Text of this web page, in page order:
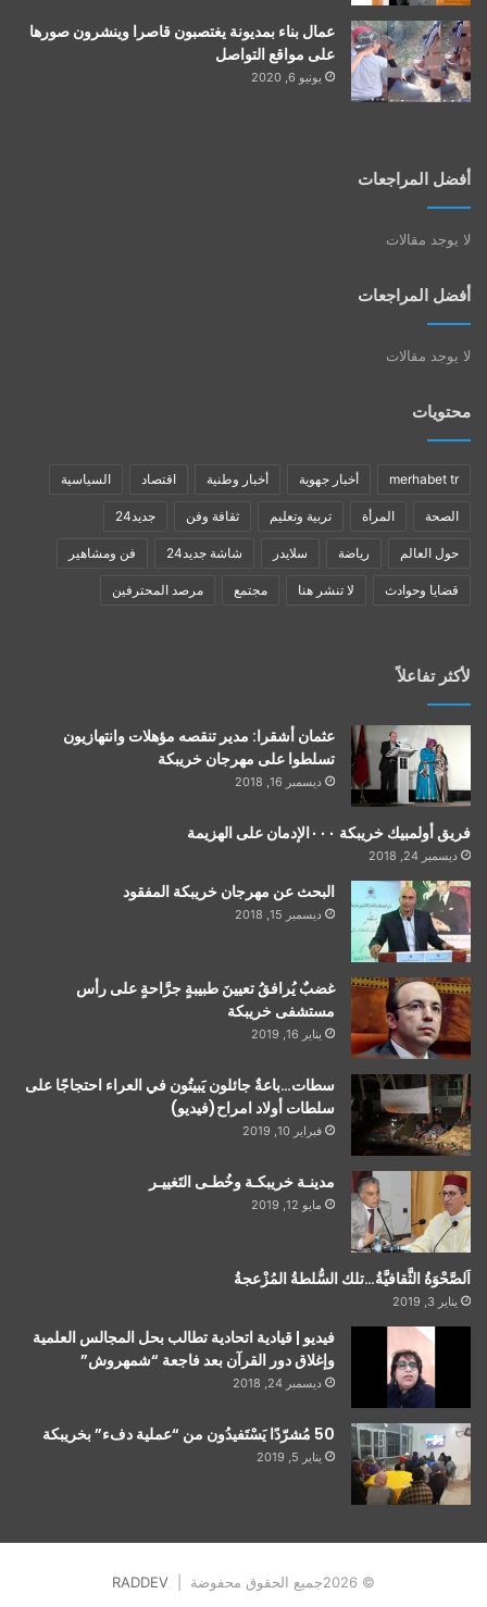
عمال بناء بمديونة يغتصبون قاصرا وينشرون صورها
على مواقع التواصل
يونيو 6, 2020
أفضل المراجعات
لا يوجد مقالات
أفضل المراجعات
لا يوجد مقالات
محتويات
merhabet tr أخبار جهوية أخبار وطنية اقتصاد السياسية
الصحة المرأة تربية وتعليم ثقافة وفن جديد24
حول العالم رياضة سلايدر شاشة جديد24 فن ومشاهير
قضايا وحوادث لا تنشر هنا مجتمع مرصد المحترفين
لأكثر تفاعلاً
عثمان أشقرا: مدير تنقصه مؤهلات وانتهازيون
تسلطوا على مهرجان خريبكة
ديسمبر 16, 2018
فريق أولمبيك خريبكة ٠٠٠الإدمان على الهزيمة
ديسمبر 24, 2018
البحث عن مهرجان خريبكة المفقود
ديسمبر 15, 2018
غضبٌ يُرافقُ تعيينَ طبيبةٍ جرَّاحةٍ على رأس
مستشفى خريبكة
يناير 16, 2019
سطات…باعةٌ جائلون يَبيتُون في العراء احتجاجًا على
سلطات أولاد امراح(فيديو)
فبراير 10, 2019
مدينـة خريبكـة وخُطـى التَغييـر
مايو 12, 2019
اَلصَّحْوَةُ الثَّقافيَّةُ…تلك السُّلطةُ المُزْعجةُ
يناير 3, 2019
فيديو | قيادية اتحادية تطالب بحل المجالس العلمية
وإغلاق دور القرآن بعد فاجعة “شمهروش”
ديسمبر 24, 2018
50 مُشرّدًا يَسْتَفيدُون من “عملية دفء” بخريبكة
يناير 5, 2019
© 2026جميع الحقوق محفوضة | RADDEV